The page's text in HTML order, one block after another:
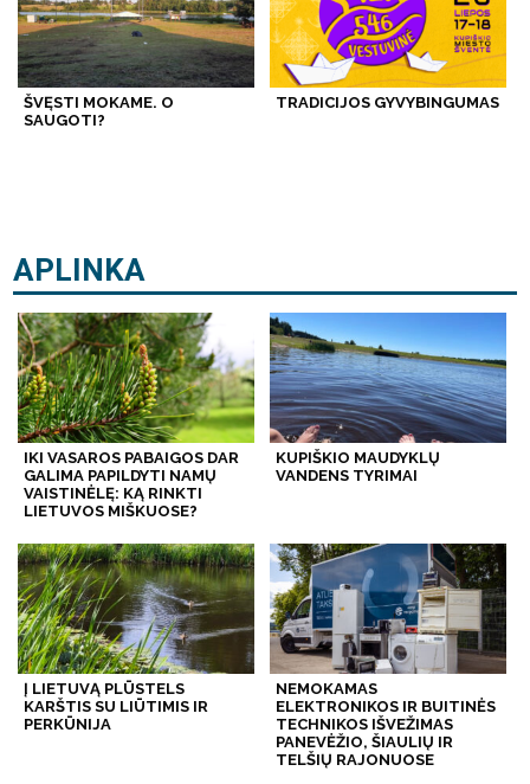
ŠVĘSTI MOKAME. O
SAUGOTI?
TRADICIJOS GYVYBINGUMAS
APLINKA
IKI VASAROS PABAIGOS DAR
GALIMA PAPILDYTI NAMŲ
VAISTINĖLĘ: KĄ RINKTI
LIETUVOS MIŠKUOSE?
KUPIŠKIO MAUDYKLŲ
VANDENS TYRIMAI
Į LIETUVĄ PLŪSTELS
KARŠTIS SU LIŪTIMIS IR
PERKŪNIJA
NEMOKAMAS
ELEKTRONIKOS IR BUITINĖS
TECHNIKOS IŠVEŽIMAS
PANEVĖŽIO, ŠIAULIŲ IR
TELŠIŲ RAJONUOSE